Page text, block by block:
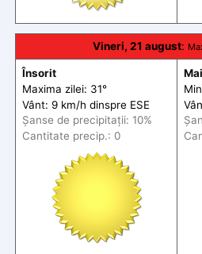
Vineri, 21 august:
Însorit
Maxima zilei: 31°
Vânt: 9 km/h dinspre ESE
Șanse de precipitații: 10%
Cantitate precip.: 0